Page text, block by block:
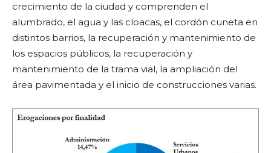
crecimiento de la ciudad y comprenden el
alumbrado, el agua y las cloacas, el cordón cuneta en
distintos barrios, la recuperación y mantenimiento de
los espacios públicos, la recuperación y
mantenimiento de la trama vial, la ampliación del
área pavimentada y el inicio de construcciones varias.